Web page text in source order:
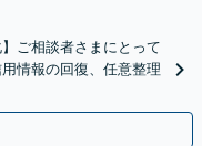
ご相談者さまにとって
情報の回復、任意整理